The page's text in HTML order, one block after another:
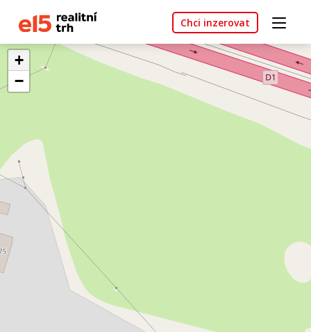
Chci inzerovat
+
−